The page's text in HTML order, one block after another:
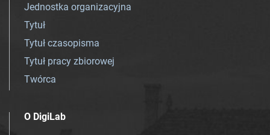
Jednostka organizacyjna
Tytuł
Tytuł czasopisma
Tytuł pracy zbiorowej
Twórca
O DigiLab